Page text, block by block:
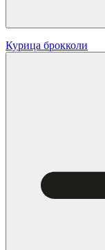
Курица брокколи